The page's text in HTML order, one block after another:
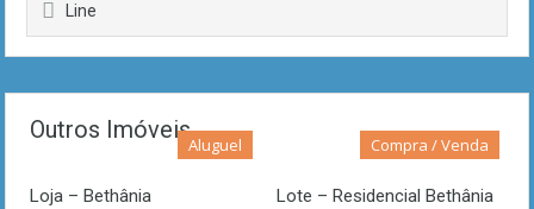
Line
Outros Imóveis
Aluguel
Loja – Bethânia
Compra / Venda
Lote – Residencial Bethânia